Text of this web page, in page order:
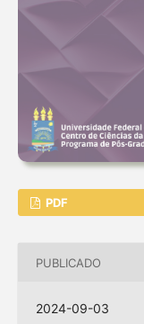
PDF
PUBLICADO
2024-09-03